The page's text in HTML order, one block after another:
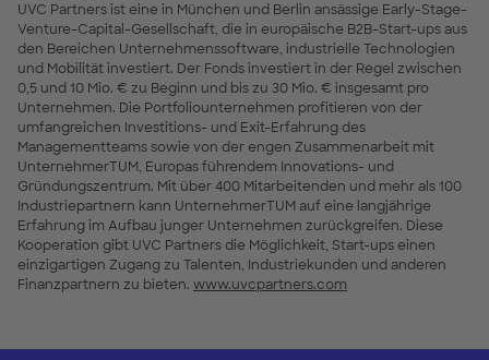
UVC Partners ist eine in München und Berlin ansässige Early-Stage-
Venture-Capital-Gesellschaft, die in europäische B2B-Start-ups aus
den Bereichen Unternehmenssoftware, industrielle Technologien
und Mobilität investiert. Der Fonds investiert in der Regel zwischen
0,5 und 10 Mio. € zu Beginn und bis zu 30 Mio. € insgesamt pro
Unternehmen. Die Portfoliounternehmen profitieren von der
umfangreichen Investitions- und Exit-Erfahrung des
Managementteams sowie von der engen Zusammenarbeit mit
UnternehmerTUM, Europas führendem Innovations- und
Gründungszentrum. Mit über 400 Mitarbeitenden und mehr als 100
Industriepartnern kann UnternehmerTUM auf eine langjährige
Erfahrung im Aufbau junger Unternehmen zurückgreifen. Diese
Kooperation gibt UVC Partners die Möglichkeit, Start-ups einen
einzigartigen Zugang zu Talenten, Industriekunden und anderen
Finanzpartnern zu bieten. www.uvcpartners.com